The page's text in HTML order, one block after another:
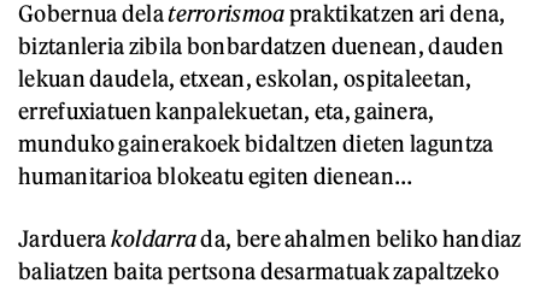
Gobernua delaterrorismoapraktikatzen ari dena,
biztanleria zibila bonbardatzen duenean, dauden
lekuan daudela, etxean, eskolan, ospitaleetan,
errefuxiatuen kanpalekuetan, eta, gainera,
munduko gainerakoek bidaltzen dieten laguntza
humanitarioa blokeatu egiten dienean…
Jarduerakoldarrada, bere ahalmen beliko handiaz
baliatzen baita pertsona desarmatuak zapaltzeko